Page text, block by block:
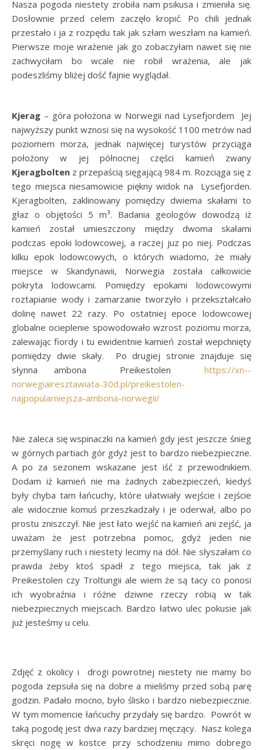
Nasza pogoda niestety zrobiła nam psikusa i zmieniła się.
Dosłownie przed celem zaczęło kropić. Po chili jednak
przestało i ja z rozpędu tak jak szłam weszłam na kamień.
Pierwsze moje wrażenie jak go zobaczyłam nawet się nie
zachwyciłam bo wcale nie robił wrażenia, ale jak
podeszliśmy bliżej dość fajnie wyglądał.
Kjerag – góra położona w Norwegii nad Lysefjordem Jej
najwyższy punkt wznosi się na wysokość 1100 metrów nad
poziomem morza, jednak najwięcej turystów przyciąga
położony w jej północnej części kamień zwany
Kjeragbolten z przepaścią sięgającą 984 m. Rozciąga się z
tego miejsca niesamowicie piękny widok na Lysefjorden.
Kjeragbolten, zaklinowany pomiędzy dwiema skałami to
głaz o objętości 5 m³. Badania geologów dowodzą iż
kamień został umieszczony między dwoma skałami
podczas epoki lodowcowej, a raczej juz po niej. Podczas
kilku epok lodowcowych, o których wiadomo, że miały
miejsce w Skandynawii, Norwegia została całkowicie
pokryta lodowcami. Pomiędzy epokami lodowcowymi
roztapianie wody i zamarzanie tworzyło i przekształcało
dolinę nawet 22 razy. Po ostatniej epoce lodowcowej
globalne ocieplenie spowodowało wzrost poziomu morza,
zalewając fiordy i tu ewidentnie kamień został wepchnięty
pomiędzy dwie skały. Po drugiej stronie znajduje się
słynna ambona Preikestolen https://xn--
norwegiairesztawiata-30d.pl/preikestolen-
najpopularniejsza-ambona-norwegii/
Nie zaleca się wspinaczki na kamień gdy jest jeszcze śnieg
w górnych partiach gór gdyż jest to bardzo niebezpieczne.
A po za sezonem wskazane jest iść z przewodnikiem.
Dodam iż kamień nie ma żadnych zabezpieczeń, kiedyś
były chyba tam łańcuchy, które ułatwiały wejście i zejście
ale widocznie komuś przeszkadzały i je oderwał, albo po
prostu zniszczył. Nie jest łato wejść na kamień ani zejść, ja
uważam że jest potrzebna pomoc, gdyż jeden nie
przemyślany ruch i niestety lecimy na dół. Nie słyszałam co
prawda żeby ktoś spadł z tego miejsca, tak jak z
Preikestolen czy Troltungii ale wiem że są tacy co ponosi
ich wyobraźnia i różne dziwne rzeczy robią w tak
niebezpiecznych miejscach. Bardzo łatwo ulec pokusie jak
już jesteśmy u celu.
Zdjęć z okolicy i drogi powrotnej niestety nie mamy bo
pogoda zepsuła się na dobre a mieliśmy przed sobą parę
godzin. Padało mocno, było ślisko i bardzo niebezpiecznie.
W tym momencie łańcuchy przydały się bardzo. Powrót w
taką pogodę jest dwa razy bardziej męczący. Nasz kolega
skręci nogę w kostce przy schodzeniu mimo dobrego